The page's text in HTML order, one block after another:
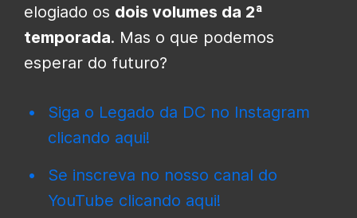
elogiado os dois volumes da 2ª
temporada. Mas o que podemos
esperar do futuro?
Siga o Legado da DC no Instagram
clicando aqui!
Se inscreva no nosso canal do
YouTube clicando aqui!